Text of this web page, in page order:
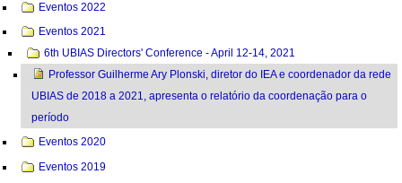
Eventos 2022
Eventos 2021
6th UBIAS Directors' Conference - April 12-14, 2021
Professor Guilherme Ary Plonski, diretor do IEA e coordenador da rede
UBIAS de 2018 a 2021, apresenta o relatório da coordenação para o
período
Eventos 2020
Eventos 2019